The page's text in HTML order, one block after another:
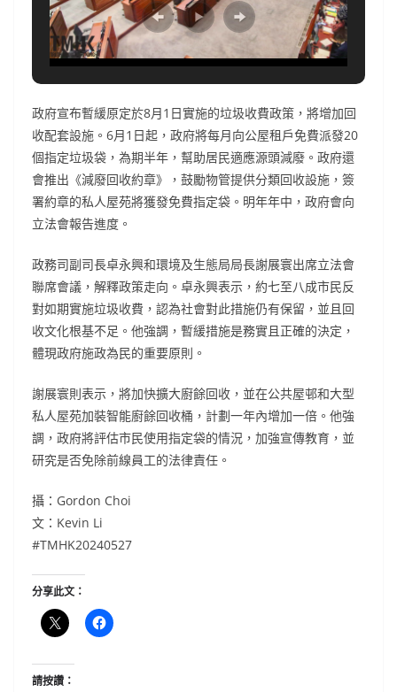
政府宣布暫緩原定於8月1日實施的垃圾收費政策，將增加回
收配套設施。6月1日起，政府將每月向公屋租戶免費派發20
個指定垃圾袋，為期半年，幫助居民適應源頭減廢。政府還
會推出《減廢回收約章》，鼓勵物管提供分類回收設施，簽
署約章的私人屋苑將獲發免費指定袋。明年年中，政府會向
立法會報告進度。
政務司副司長卓永興和環境及生態局局長謝展寰出席立法會
聯席會議，解釋政策走向。卓永興表示，約七至八成市民反
對如期實施垃圾收費，認為社會對此措施仍有保留，並且回
收文化根基不足。他強調，暫緩措施是務實且正確的決定，
體現政府施政為民的重要原則。
謝展寰則表示，將加快擴大廚餘回收，並在公共屋邨和大型
私人屋苑加裝智能廚餘回收桶，計劃一年內增加一倍。他強
調，政府將評估市民使用指定袋的情況，加強宣傳教育，並
研究是否免除前線員工的法律責任。
攝：Gordon Choi
文：Kevin Li
#TMHK20240527
分享此文：
請按讚：